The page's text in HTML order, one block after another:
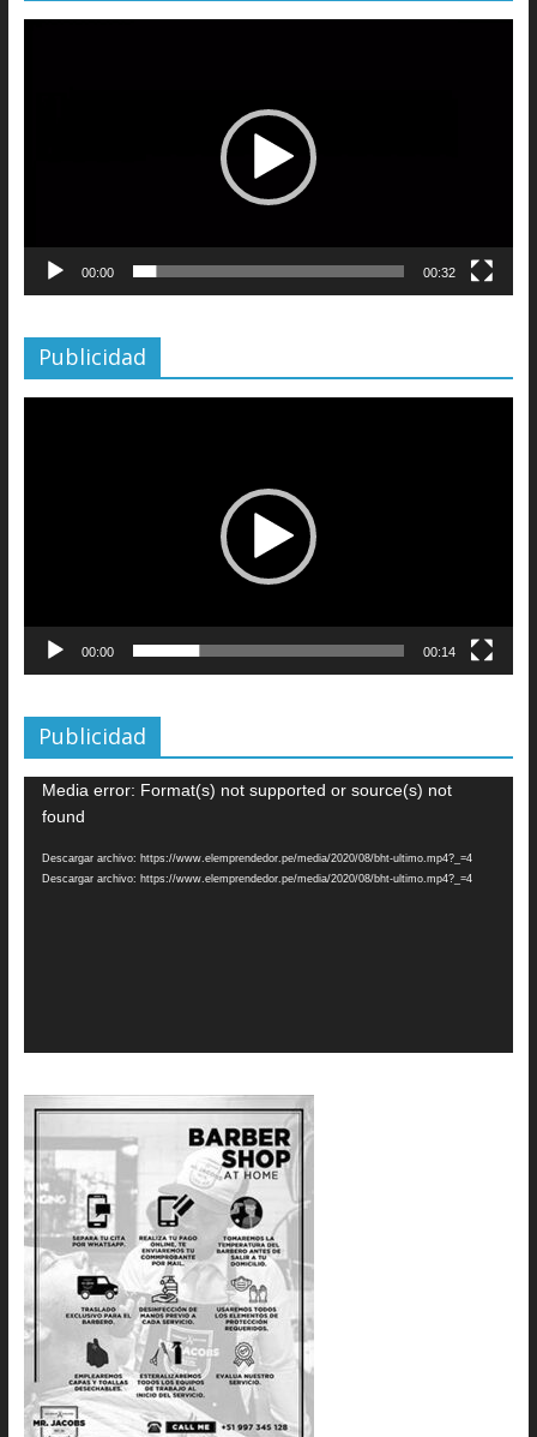
00:00 00:32
Publicidad
00:00 00:14
Publicidad
Reproductor
Media error: Format(s) not supported or source(s) not
found
Descargar archivo: https://www.elemprendedor.pe/media/2020/08/bht-ultimo.mp4?_=4
Descargar archivo: https://www.elemprendedor.pe/media/2020/08/bht-ultimo.mp4?_=4